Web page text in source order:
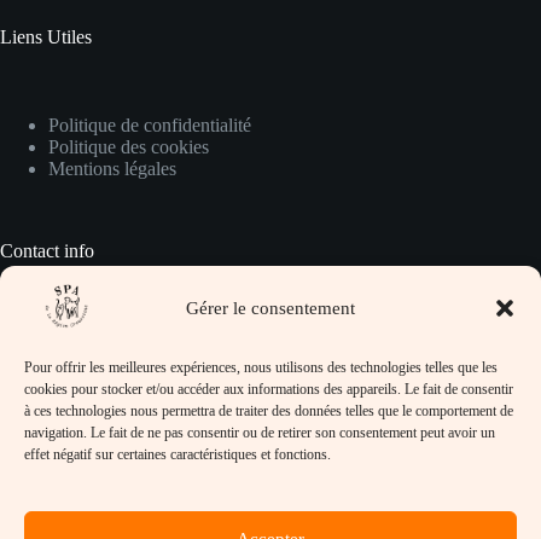
Gérer le consentement
Pour offrir les meilleures expériences, nous utilisons des technologies telles que les
cookies pour stocker et/ou accéder aux informations des appareils. Le fait de consentir
à ces technologies nous permettra de traiter des données telles que le comportement de
navigation. Le fait de ne pas consentir ou de retirer son consentement peut avoir un
effet négatif sur certaines caractéristiques et fonctions.
Liens Utiles
Politique de confidentialité
Politique des cookies
Mentions légales
Contact info
Adresse :
SPA de la Région Creusotine, 32 rue Jean
Lafoy, 71710 Marmagne
Téléphone :